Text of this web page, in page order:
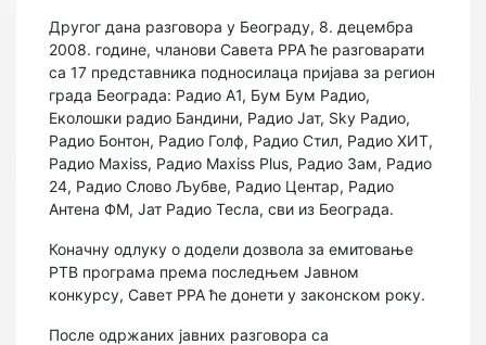
Другог дана разговора у Београду, 8. децембра
2008. године, чланови Савета РРА ће разговарати
са 17 представника подносилаца пријава за регион
града Београда: Радио А1, Бум Бум Радио,
Еколошки радио Бандини, Радио Јат, Sky Радио,
Радио Бонтон, Радио Голф, Радио Стил, Радио ХИТ,
Радио Maxiss, Радио Maxiss Plus, Радио Зам, Радио
24, Радио Слово Љубве, Радио Центар, Радио
Антена ФМ, Јат Радио Тесла, сви из Београда.
Коначну одлуку о додели дозвола за емитовање
РТВ програма према последњем Јавном
конкурсу, Савет РРА ће донети у законском року.
После одржаних јавних разговора са